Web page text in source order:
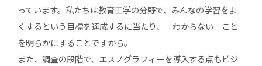
っています。私たちは教育工学の分野で、みんなの学習をよ
くするという目標を達成するに当たり、「わからない」こと
を明らかにすることですから。
また、調査の段階で、エスノグラフィーを導入する点もビジ